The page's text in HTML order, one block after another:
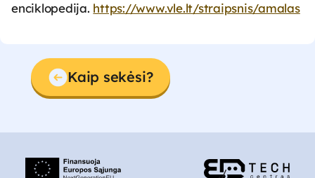
enciklopedija. https://www.vle.lt/straipsnis/amalas
Kaip sekėsi?